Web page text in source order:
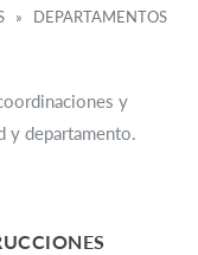
» DEPARTAMENTOS
y
y departamento.